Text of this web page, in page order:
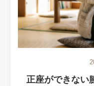
正座ができない